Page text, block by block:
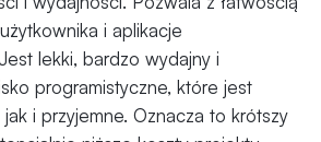
i aplikacje
lekki, bardzo wydajny i
programistyczne, które jest
i przyjemne. Oznacza to krótszy